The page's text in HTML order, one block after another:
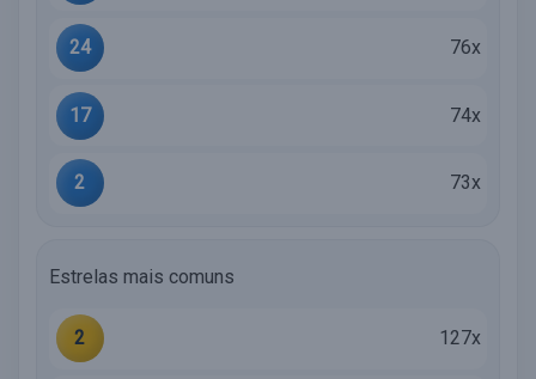
24 76x
17 74x
2 73x
Estrelas mais comuns
2 127x